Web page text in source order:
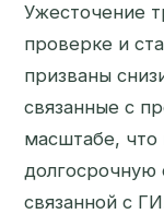
Ужесточение
проверке и
призваны
связанные с
масштабе,
долгосрочную
связанной с